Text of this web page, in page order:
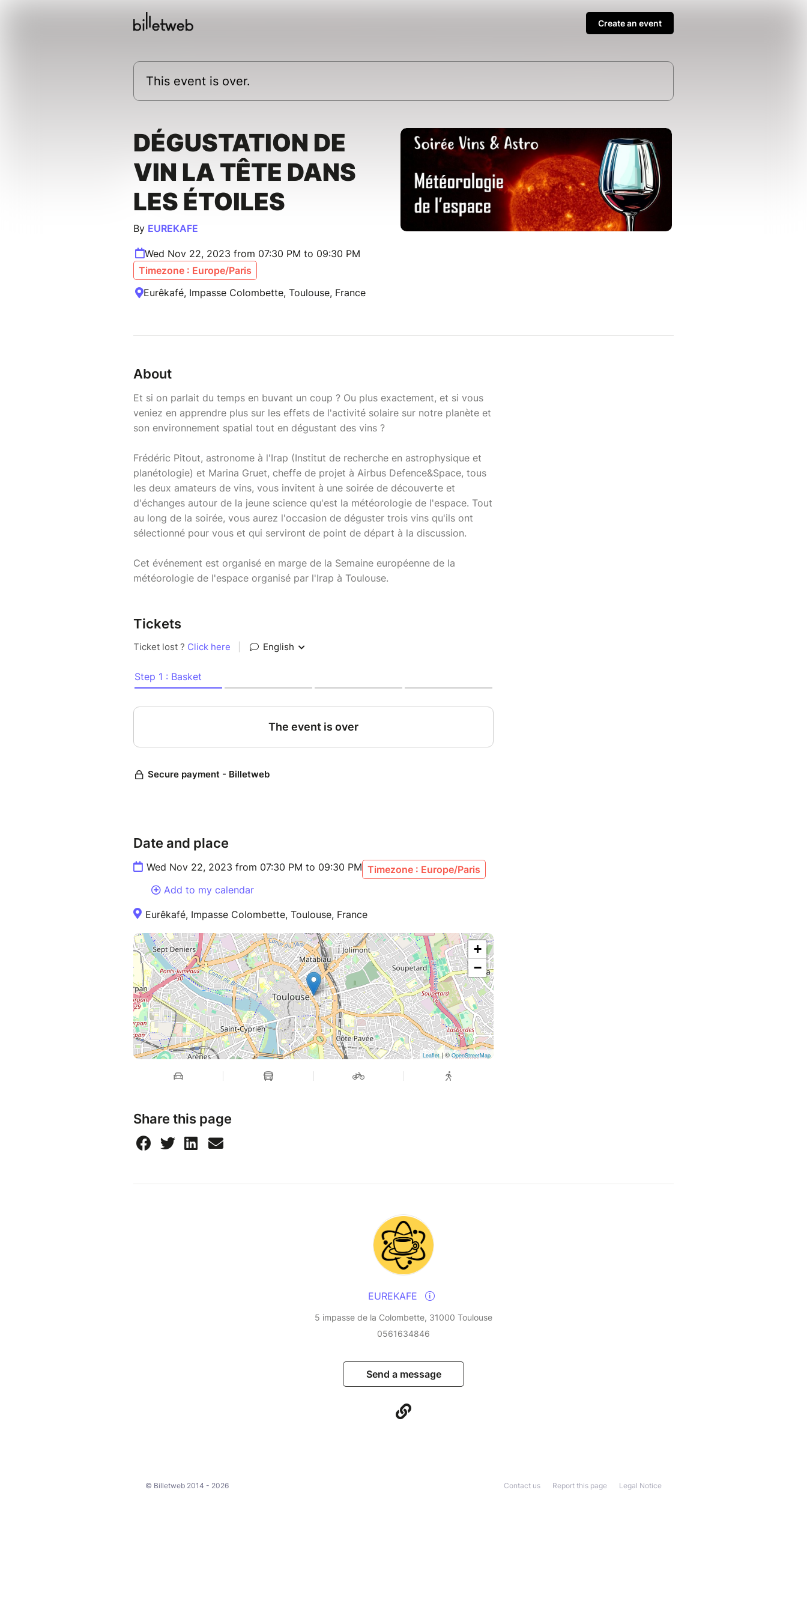
Create an event
This event is over.
DÉGUSTATION DE
VIN LA TÊTE DANS
LES ÉTOILES
By EUREKAFE
Wed Nov 22, 2023 from 07:30 PM to 09:30 PM
Timezone : Europe/Paris
Eurêkafé, Impasse Colombette, Toulouse, France
About
Et si on parlait du temps en buvant un coup ? Ou plus exactement, et si vous
veniez en apprendre plus sur les effets de l'activité solaire sur notre planète et
son environnement spatial tout en dégustant des vins ?
Frédéric Pitout, astronome à l'Irap (Institut de recherche en astrophysique et
planétologie) et Marina Gruet, cheffe de projet à Airbus Defence&Space, tous
les deux amateurs de vins, vous invitent à une soirée de découverte et
d'échanges autour de la jeune science qu'est la météorologie de l'espace. Tout
au long de la soirée, vous aurez l'occasion de déguster trois vins qu'ils ont
sélectionné pour vous et qui serviront de point de départ à la discussion.
Cet événement est organisé en marge de la Semaine européenne de la
météorologie de l'espace organisé par l'Irap à Toulouse.
Tickets
Date and place
Wed Nov 22, 2023 from 07:30 PM to 09:30 PM Timezone : Europe/Paris
Add to my calendar
Eurêkafé, Impasse Colombette, Toulouse, France
+
−
Leaflet| ©OpenStreetMap
Share this page
EUREKAFE
5 impasse de la Colombette, 31000 Toulouse
0561634846
Send a message
© Billetweb 2014 - 2026 Legal Notice
Report this page
Contact us